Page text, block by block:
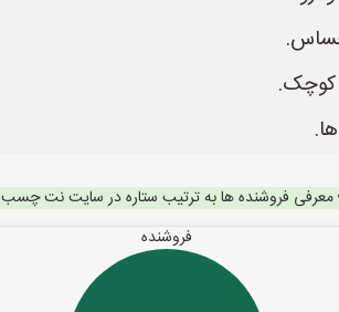
معرفی فروشنده ها به ترتیب ستاره در سایت نت چسب
فروشنده